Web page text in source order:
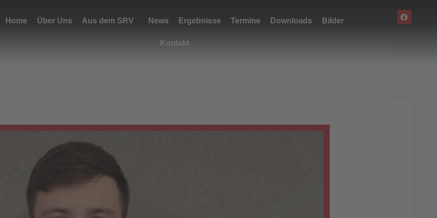
Home Über Uns Aus dem SRV News Ergebnisse Termine Downloads Bilder
Kontakt
F
a